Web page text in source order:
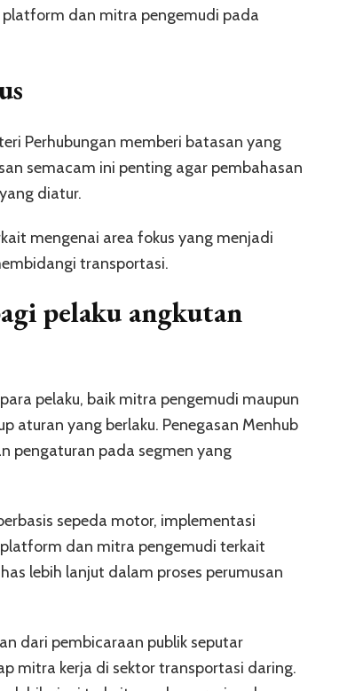
dan mitra pengemudi pada
Perhubungan memberi batasan yang
semacam ini penting agar pembahasan
diatur.
mengenai area fokus yang menjadi
transportasi.
pelaku angkutan
pelaku, baik mitra pengemudi maupun
aturan yang berlaku. Penegasan Menhub
pengaturan pada segmen yang
sepeda motor, implementasi
dan mitra pengemudi terkait
lebih lanjut dalam proses perumusan
dari pembicaraan publik seputar
mitra kerja di sektor transportasi daring.